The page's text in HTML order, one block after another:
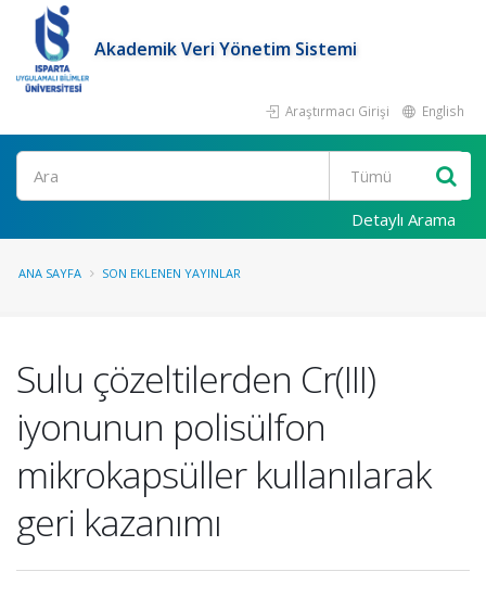
Akademik Veri Yönetim Sistemi
Araştırmacı Girişi English
Ara
Detaylı Arama
ANA SAYFA SON EKLENEN YAYINLAR
Sulu çözeltilerden Cr(III)
iyonunun polisülfon
mikrokapsüller kullanılarak
geri kazanımı